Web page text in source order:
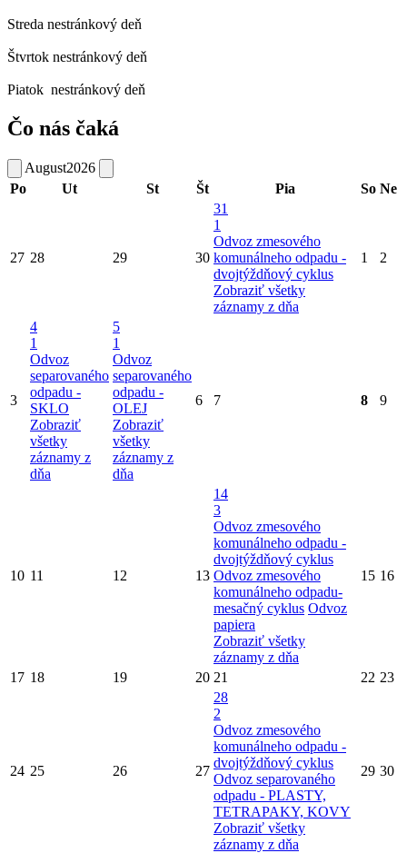
Streda nestránkový deň
Štvrtok nestránkový deň
Piatok nestránkový deň
Čo nás čaká
August2026
Po
Ut St Št Pia So Ne
27 28 29 30
31
1
Odvoz zmesového
komunálneho odpadu -
dvojtýždňový cyklus
Zobraziť všetky
záznamy z dňa
1 2
3
4
1
Odvoz
separovaného
odpadu -
SKLO
Zobraziť
všetky
záznamy z
dňa
5
1
Odvoz
separovaného
odpadu -
OLEJ
Zobraziť
všetky
záznamy z
dňa
6 7 8 9
10 11 12 13
14
3
Odvoz zmesového
komunálneho odpadu -
dvojtýždňový cyklus
Odvoz zmesového
komunálneho odpadu-
mesačný cyklus Odvoz
papiera
Zobraziť všetky
záznamy z dňa
15 16
17 18 19 20 21 22 23
24 25 26 27
28
2
Odvoz zmesového
komunálneho odpadu -
dvojtýždňový cyklus
Odvoz separovaného
odpadu - PLASTY,
TETRAPAKY, KOVY
Zobraziť všetky
záznamy z dňa
29 30